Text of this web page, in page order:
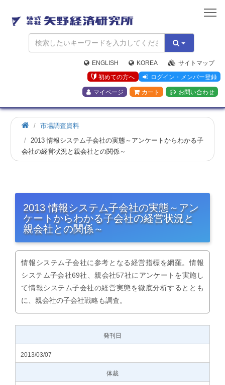
矢
野
経
済
研
究
所
ENGLISH KOREA
サイトマップ
初めての方へ
ログイン・メンバー登録
マイページ カート お問い合わせ
市場調査資料
2013 情報システム子会社の実態～アンケートからわかる子
会社の経営状況と親会社との関係～
2013 情報システム子会社の実態～アン
ケートからわかる子会社の経営状況と
親会社との関係～
情報システム子会社に参考となる経営指標を網羅。情報
システム子会社69社、親会社57社にアンケートを実施し
て情報システム子会社の経営実態を徹底分析するととも
に、親会社の子会社戦略も調査。
発刊日
2013/03/07
体裁